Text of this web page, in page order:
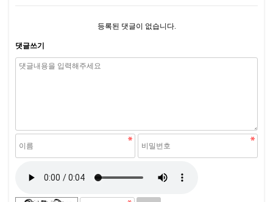
등록된 댓글이 없습니다.
댓글쓰기